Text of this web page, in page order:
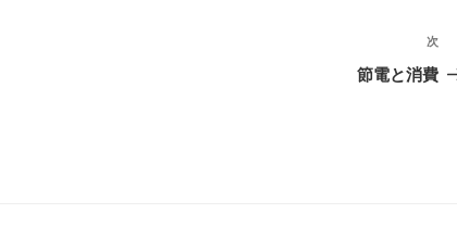
次
の
次
節電と消費